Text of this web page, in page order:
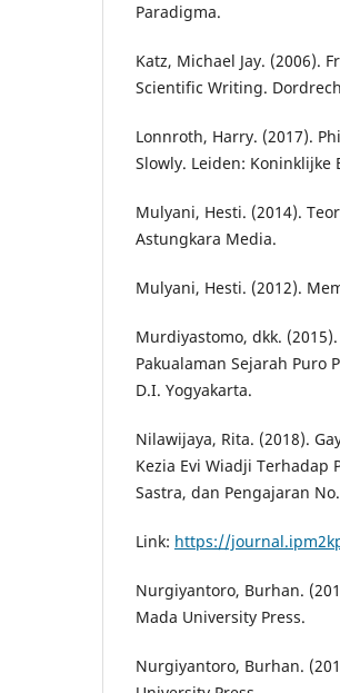
Paradigma.
Katz, Michael Jay. (2006).
Scientific Writing.
Lonnroth, Harry. (2017).
Slowly. Leiden: Koninklijke
Mulyani, Hesti. (2014).
Astungkara Media.
Mulyani, Hesti. (2012).
Murdiyastomo, dkk.
Pakualaman Sejarah Puro
D.I. Yogyakarta.
Nilawijaya, Rita. (2018).
Kezia Evi Wiadji Terhadap
Sastra, dan Pengajaran
Link: https://
Nurgiyantoro, Burhan.
Mada University Press.
Nurgiyantoro, Burhan.